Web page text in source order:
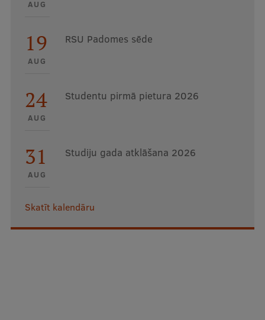
AUG
19
AUG
RSU Padomes sēde
24
AUG
Studentu pirmā pietura 2026
31
AUG
Studiju gada atklāšana 2026
Skatīt kalendāru